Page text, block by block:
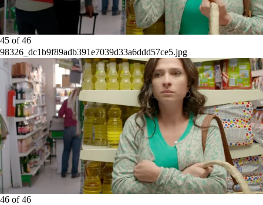
45 of46
98326_dc1b9f89adb391e7039d33a6ddd57ce5.jpg
46 of46